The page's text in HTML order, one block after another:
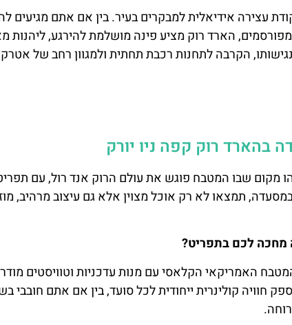
עצירה אידיאלית למבקרים בעיר. בין אם אתם מגיעים
בין האתרים המפורסמים, הארד רוק מציע פינה מושלמת להירגע,
הקרבה לתחנות רכבת תחתית ולמגוון רחב של
בהארד רוק קפה ניו יורק
מקום שבו המטבח פוגש את עולם הרוק אנד רול, עם
במסעדה, תמצאו לא רק אוכל מצוין אלא גם עיצוב מרהיב,
מחכה לכם בתפריט?
האמריקאי הקלאסי עם מנות עדכניות וטוויסטים
חוויה קולינרית ייחודית לכל סועד, בין אם אתם חובבי